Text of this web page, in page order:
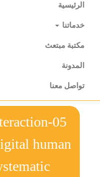
الرئيسية
خدماتنا
مكتبة مبتعث
المدونة
تواصل معنا
human